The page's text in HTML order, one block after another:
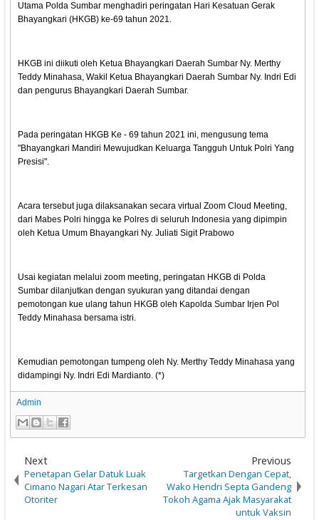
Utama Polda Sumbar menghadiri peringatan Hari Kesatuan Gerak
Bhayangkari (HKGB) ke-69 tahun 2021.
HKGB ini diikuti oleh Ketua Bhayangkari Daerah Sumbar Ny. Merthy
Teddy Minahasa, Wakil Ketua Bhayangkari Daerah Sumbar Ny. Indri Edi
dan pengurus Bhayangkari Daerah Sumbar.
Pada peringatan HKGB Ke - 69 tahun 2021 ini, mengusung tema
"Bhayangkari Mandiri Mewujudkan Keluarga Tangguh Untuk Polri Yang
Presisi".
Acara tersebut juga dilaksanakan secara virtual Zoom Cloud Meeting,
dari Mabes Polri hingga ke Polres di seluruh Indonesia yang dipimpin
oleh Ketua Umum Bhayangkari Ny. Juliati Sigit Prabowo
Usai kegiatan melalui zoom meeting, peringatan HKGB di Polda
Sumbar dilanjutkan dengan syukuran yang ditandai dengan
pemotongan kue ulang tahun HKGB oleh Kapolda Sumbar Irjen Pol
Teddy Minahasa bersama istri.
Kemudian pemotongan tumpeng oleh Ny. Merthy Teddy Minahasa yang
didampingi Ny. Indri Edi Mardianto. (*)
Admin
Next
Penetapan Gelar Datuk Luak
Cimano Nagari Atar Terkesan
Otoriter
Previous
Targetkan Dengan Cepat,
Wako Hendri Septa Gandeng
Tokoh Agama Ajak Masyarakat
untuk Vaksin